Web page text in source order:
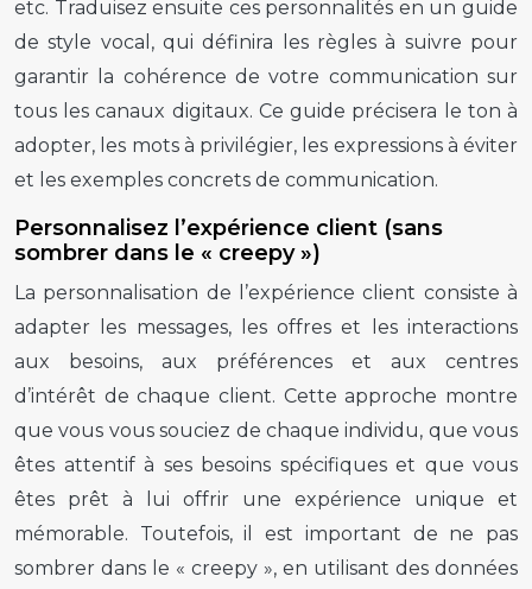
etc. Traduisez ensuite ces personnalités en un guide
de style vocal, qui définira les règles à suivre pour
garantir la cohérence de votre communication sur
tous les canaux digitaux. Ce guide précisera le ton à
adopter, les mots à privilégier, les expressions à éviter
et les exemples concrets de communication.
Personnalisez l’expérience client (sans
sombrer dans le « creepy »)
La personnalisation de l’expérience client consiste à
adapter les messages, les offres et les interactions
aux besoins, aux préférences et aux centres
d’intérêt de chaque client. Cette approche montre
que vous vous souciez de chaque individu, que vous
êtes attentif à ses besoins spécifiques et que vous
êtes prêt à lui offrir une expérience unique et
mémorable. Toutefois, il est important de ne pas
sombrer dans le « creepy », en utilisant des données